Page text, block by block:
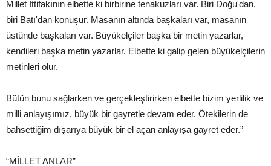
Millet İttifakının elbette ki birbirine tenakuzları var. Biri Doğu'dan,
biri Batı'dan konuşur. Masanın altında başkaları var, masanın
üstünde başkaları var. Büyükelçiler başka bir metin yazarlar,
kendileri başka metin yazarlar. Elbette ki galip gelen büyükelçilerin
metinleri olur.
Bütün bunu sağlarken ve gerçekleştirirken elbette bizim yerlilik ve
milli anlayışımız, büyük bir gayretle devam eder. Ötekilerin de
bahsettiğim dışarıya büyük bir el açan anlayışa gayret eder.”
“MİLLET ANLAR”